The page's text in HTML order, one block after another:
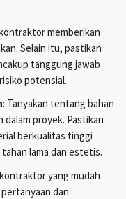
memberikan
Selain itu, pastikan
tanggung jawab
potensial.
: Tanyakan tentang bahan
dalam proyek. Pastikan
berkualitas tinggi
lama dan estetis.
yang mudah
dan